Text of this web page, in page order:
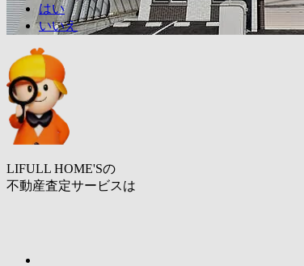
はい
いいえ
LIFULL HOME'Sの
不動産査定サービスは